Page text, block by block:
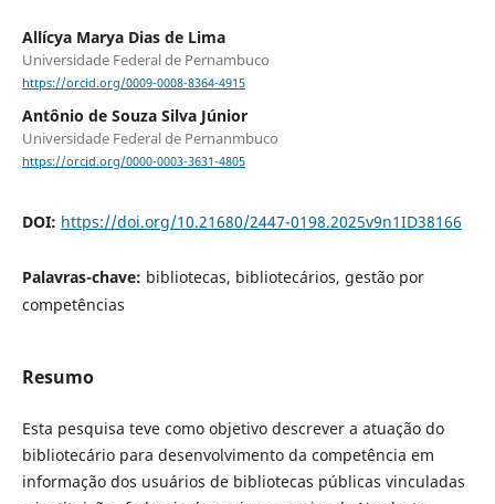
Allícya Marya Dias de Lima
Universidade Federal de Pernambuco
https://orcid.org/0009-0008-8364-4915
Antônio de Souza Silva Júnior
Universidade Federal de Pernanmbuco
https://orcid.org/0000-0003-3631-4805
DOI: https://doi.org/10.21680/2447-0198.2025v9n1ID38166
Palavras-chave: bibliotecas, bibliotecários, gestão por
competências
Resumo
Esta pesquisa teve como objetivo descrever a atuação do
bibliotecário para desenvolvimento da competência em
informação dos usuários de bibliotecas públicas vinculadas